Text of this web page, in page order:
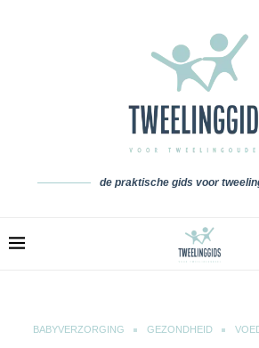
de praktische gids voor
BABYVERZORGING GEZONDHEID